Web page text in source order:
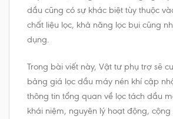
dầu cũng có sự khác biệt tùy thuộc
chất liệu lọc, khả năng lọc bụi cũng
dụng.
Trong bài viết này, Vật tư phụ trợ sẽ
bảng giá lọc dầu máy nén khí cập
thông tin tổng quan về lọc tách dầu
khái niệm, nguyên lý hoạt động,